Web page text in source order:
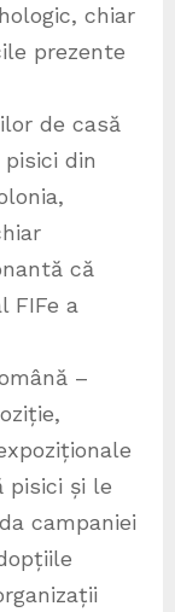
chiar
prezente
de casă
din
că
FIFe a
–
pisici și le
campaniei